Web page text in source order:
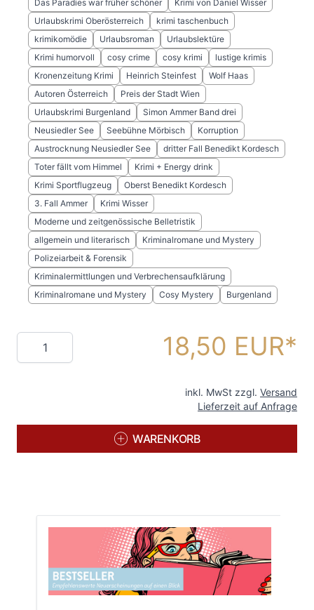
Das Paradies war früher schöner
Krimi von Daniel Wisser
Urlaubskrimi Oberösterreich
krimi taschenbuch
krimikomödie
Urlaubsroman
Urlaubslektüre
Krimi humorvoll
cosy crime cosy krimi
lustige krimis
Kronenzeitung Krimi
Heinrich Steinfest
Wolf Haas
Autoren Österreich
Preis der Stadt Wien
Urlaubskrimi Burgenland
Simon Ammer Band drei
Neusiedler See
Seebühne Mörbisch
Korruption
Austrocknung Neusiedler See
dritter Fall Benedikt Kordesch
Toter fällt vom Himmel
Krimi + Energy drink
Krimi Sportflugzeug
Oberst Benedikt Kordesch
3. Fall Ammer
Krimi Wisser
Moderne und zeitgenössische Belletristik
allgemein und literarisch
Kriminalromane und Mystery
Polizeiarbeit & Forensik
Kriminalermittlungen und Verbrechensaufklärung
Kriminalromane und Mystery
Cosy Mystery Burgenland
Menge 18,50 EUR
inkl. MwSt zzgl. Versand
Lieferzeit auf Anfrage
WARENKORB